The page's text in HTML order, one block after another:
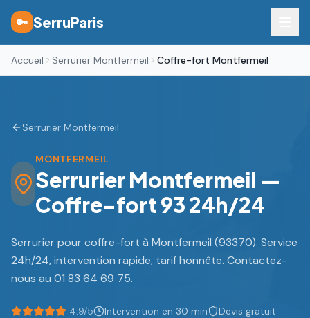
🔑 SerruParis
Accueil Serrurier Montfermeil Coffre-fort Montfermeil
Serrurier Montfermeil
MONTFERMEIL
Serrurier Montfermeil —
Coffre-fort 93 24h/24
Serrurier pour coffre-fort à Montfermeil (93370). Service
24h/24, intervention rapide, tarif honnête. Contactez-
nous au 01 83 64 69 75.
4.9/5 Intervention en 30 min Devis gratuit